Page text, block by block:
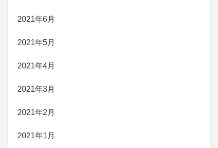
2021年6月
2021年5月
2021年4月
2021年3月
2021年2月
2021年1月